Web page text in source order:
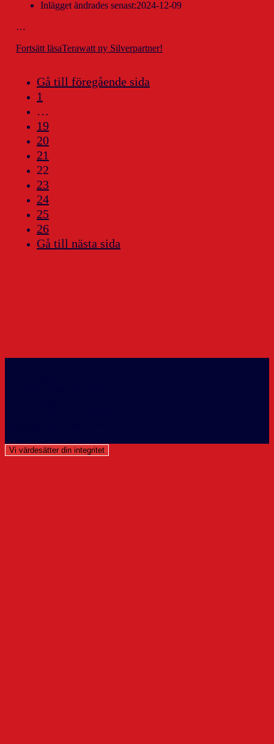
Inlägget ändrades senast:2024-12-09
…
Fortsätt läsaTerawatt ny Silverpartner!
Gå till föregående sida
1
…
19
20
21
22
23
24
25
26
Gå till nästa sida
Vi värdesätter din integritet